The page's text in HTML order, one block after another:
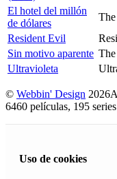
El hotel del millón
de dólares
Resident Evil
Sin motivo aparente
Ultravioleta
© Webbin' Design 2026
6460 películas, 195
Uso de cookies